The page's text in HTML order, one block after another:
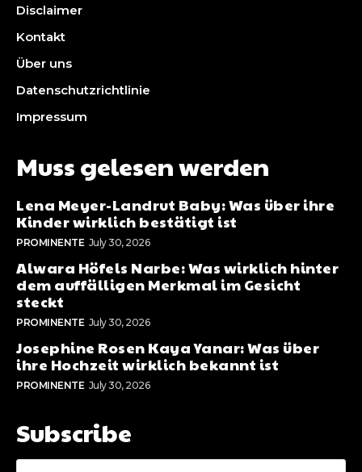
Disclaimer
Kontakt
Über uns
Datenschutzrichtlinie
Impressum
Muss gelesen werden
Lena Meyer-Landrut Baby: Was über ihre
Kinder wirklich bestätigt ist
PROMINENTE July 30, 2026
Alwara Höfels Narbe: Was wirklich hinter
dem auffälligen Merkmal im Gesicht
steckt
PROMINENTE July 30, 2026
Josephine Rosen Kaya Yanar: Was über
ihre Hochzeit wirklich bekannt ist
PROMINENTE July 30, 2026
Subscribe